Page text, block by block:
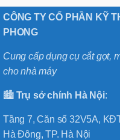
CÔNG TY CỔ PHẦN KỸ
PHONG
Cung cấp dụng cụ cắt gọt,
cho nhà máy
🏙️ Trụ sở chính Hà Nội:
Tầng 7, Căn số 32V5A,
Hà Đông, TP. Hà Nội